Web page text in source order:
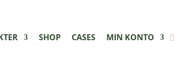
SHOP CASES MIN KONTO